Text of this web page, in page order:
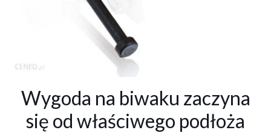
Wygoda na biwaku zaczyna
się od właściwego podłoża